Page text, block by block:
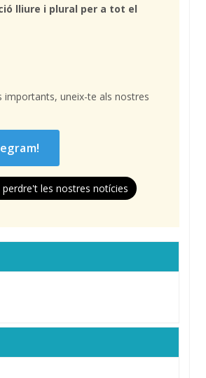
lliure i plural per a tot el
importants, uneix-te als nostres
les nostres notícies